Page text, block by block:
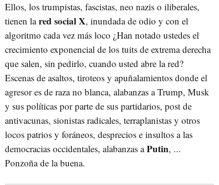
Ellos, los trumpistas, fascistas, neo nazis o iliberales,
tienen lared social X, inundada de odio y con el
algoritmo cada vez más loco ¿Han notado ustedes el
crecimiento exponencial de los tuits de extrema derecha
que salen, sin pedirlo, cuando usted abre la red?
Escenas de asaltos, tiroteos y apuñalamientos donde el
agresor es de raza no blanca, alabanzas a Trump, Musk
y sus políticas por parte de sus partidarios, post de
antivacunas, sionistas radicales, terraplanistas y otros
locos patrios y foráneos, desprecios e insultos a las
democracias occidentales, alabanzas aPutin, ...
Ponzoña de la buena.